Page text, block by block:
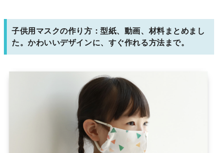
子供用マスクの作り方：型紙、動画、材料まとめまし
た。かわいいデザインに、すぐ作れる方法まで。